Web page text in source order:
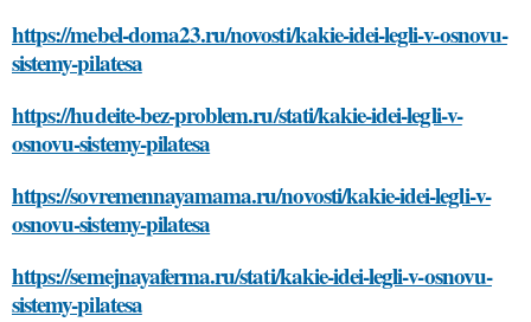
https://mebel-doma23.ru/novosti/kakie-idei-legli-v-osnovu-
sistemy-pilatesa
https://hudeite-bez-problem.ru/stati/kakie-idei-legli-v-
osnovu-sistemy-pilatesa
https://sovremennayamama.ru/novosti/kakie-idei-legli-v-
osnovu-sistemy-pilatesa
https://semejnayaferma.ru/stati/kakie-idei-legli-v-osnovu-
sistemy-pilatesa